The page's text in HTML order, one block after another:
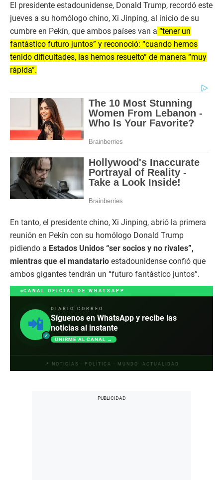
El presidente estadounidense, Donald Trump, recordó este
jueves a su homólogo chino, Xi Jinping, al inicio de su
cumbre en Pekín, que ambos países van a “tener un
fantástico futuro juntos” y reconoció: “cuando hemos
tenido dificultades, las hemos resuelto” de manera “muy
rápida”.
En tanto, el presidente chino, Xi Jinping, abrió la primera
reunión en Pekín con su homólogo Donald Trump
pidiendo a Estados Unidos “ser socios y no rivales”,
mientras que el mandatario estadounidense confió que
ambos gigantes tendrán un “futuro fantástico juntos”.
CANAL OFICIAL DE WHATSAPP
📲
✓
DIARIO CORREO
Síguenos en WhatsApp y recibe las
noticias al instante
UNIRME AL CANAL →
📍 NOTICIAS · POLÍTICA · MUNDO· ACTUALIDAD